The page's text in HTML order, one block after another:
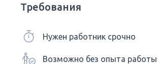
Требования
Нужен работник срочно
Возможно без опыта работы